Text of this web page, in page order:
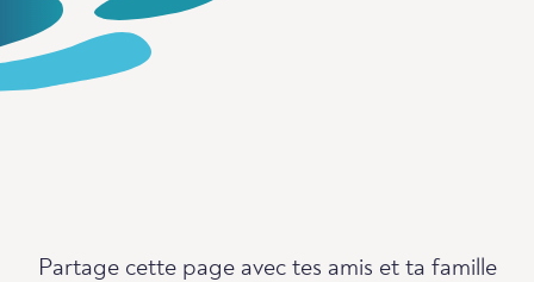
Partage cette page avec tes amis et ta famille